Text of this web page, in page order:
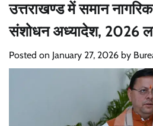
उत्तराखण्ड में समान
संशोधन अध्यादेश, 2026
Posted on January 27, 2026 by